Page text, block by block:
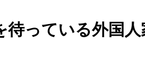
待っている外国